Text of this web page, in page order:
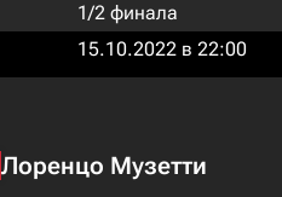
1/2 финала
15.10.2022 в 22:00
Лоренцо Музетти